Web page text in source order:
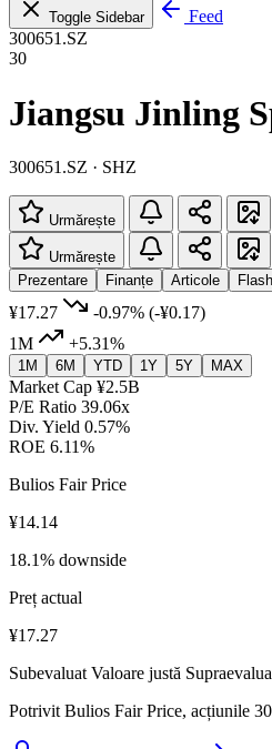
Toggle Sidebar
Feed
300651.SZ
30
Jiangsu Jinling
300651.SZ · SHZ
Urmărește
Urmărește
Prezentare
Finanțe Articole
¥17.27 -0.97% (-¥0.17)
1M
+5.31%
1M 6M YTD 1Y 5Y MAX
Market Cap ¥2.5B
P/E Ratio 39.06x
Div. Yield 0.57%
ROE 6.11%
Bulios Fair Price
¥14.14
18.1% downside
Preț actual
¥17.27
Subevaluat Valoare justă
Potrivit Bulios Fair Price, acțiunile